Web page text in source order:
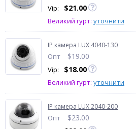
Vip: $21.00
Великий гурт: уточнити
IP камера LUX 4040-130
Опт $19.00
Vip: $18.00
Великий гурт: уточнити
IP камера LUX 2040-200
Опт $23.00